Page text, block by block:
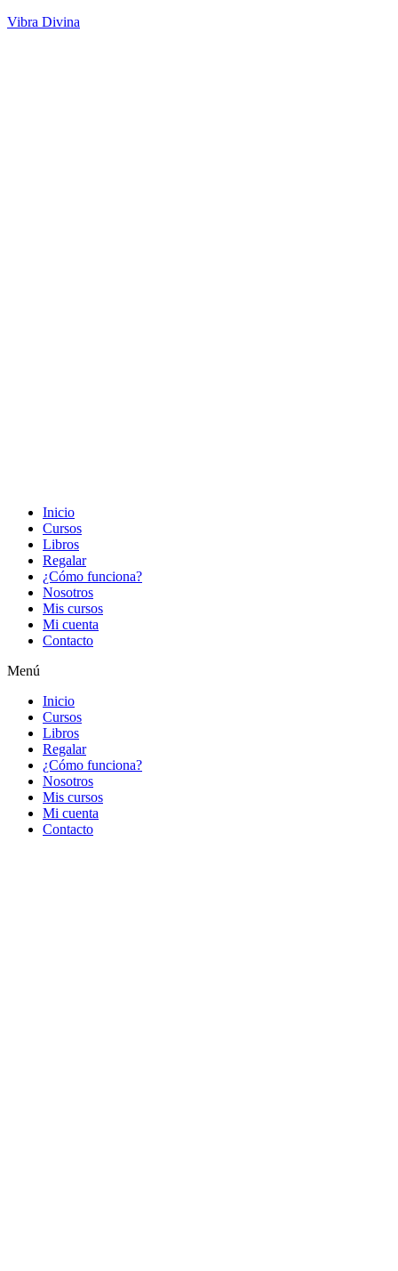
Vibra Divina
Inicio
Cursos
Libros
Regalar
¿Cómo funciona?
Nosotros
Mis cursos
Mi cuenta
Contacto
Menú
Inicio
Cursos
Libros
Regalar
¿Cómo funciona?
Nosotros
Mis cursos
Mi cuenta
Contacto